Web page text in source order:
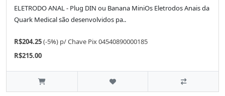
ELETRODO ANAL - Plug DIN ou Banana MiniOs Eletrodos Anais da
Quark Medical são desenvolvidos pa..
R$204.25(-5%) p/Chave Pix 04540890000185
R$215.00